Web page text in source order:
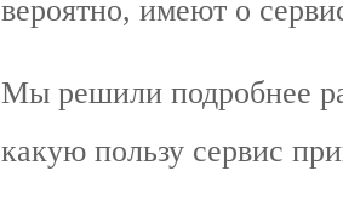
вероятно, имеют о
Мы решили подробнее
какую пользу сервис